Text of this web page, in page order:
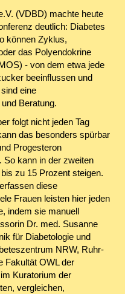
(VDBD) machte heute
deutlich: Diabetes
können Zyklus,
das Polyendokrine
- von dem etwa jede
beeinflussen und
eine
Beratung.
folgt nicht jeden Tag
das besonders spürbar
Progesteron
So kann in der zweiten
zu 15 Prozent steigen.
diese
Frauen leisten hier jeden
indem sie manuell
Dr. med. Susanne
für Diabetologie und
NRW, Ruhr-
Fakultät OWL der
Kuratorium der
vergleichen,